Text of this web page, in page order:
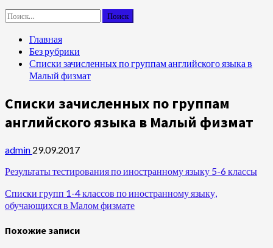
Найти:
Главная
Без рубрики
Списки зачисленных по группам английского языка в
Малый физмат
Списки зачисленных по группам
английского языка в Малый физмат
admin 29.09.2017
Результаты тестирования по иностранному языку 5-6 классы
Списки групп 1-4 классов по иностранному языку,
обучающихся в Малом физмате
Похожие записи